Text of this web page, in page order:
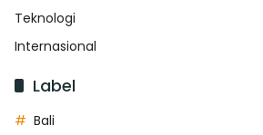
Teknologi
Internasional
Label
Bali